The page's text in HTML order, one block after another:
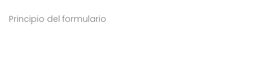
Principio del formulario